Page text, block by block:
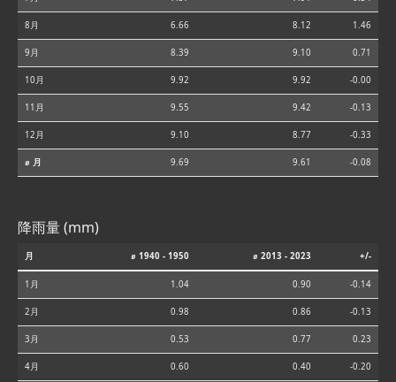
8月 6.66 8.12 1.46
9月 8.39 9.10 0.71
10月 9.92 9.92 -0.00
11月 9.55 9.42 -0.13
12月 9.10 8.77 -0.33
⌀ 月 9.69 9.61 -0.08
降雨量 (mm)
月 ⌀ 1940 - 1950 ⌀ 2013 - 2023 +/-
1月 1.04 0.90 -0.14
2月 0.98 0.86 -0.13
3月 0.53 0.77 0.23
4月 0.60 0.40 -0.20